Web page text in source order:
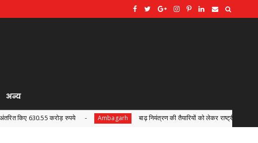
अन्य
बाढ़ नियंत्रण की तैयारियों को लेकर राष्ट्रीय आपदा प्रबंधन प्राधिकरण द्वारा बाढ़ नियंत्रण को लेकर